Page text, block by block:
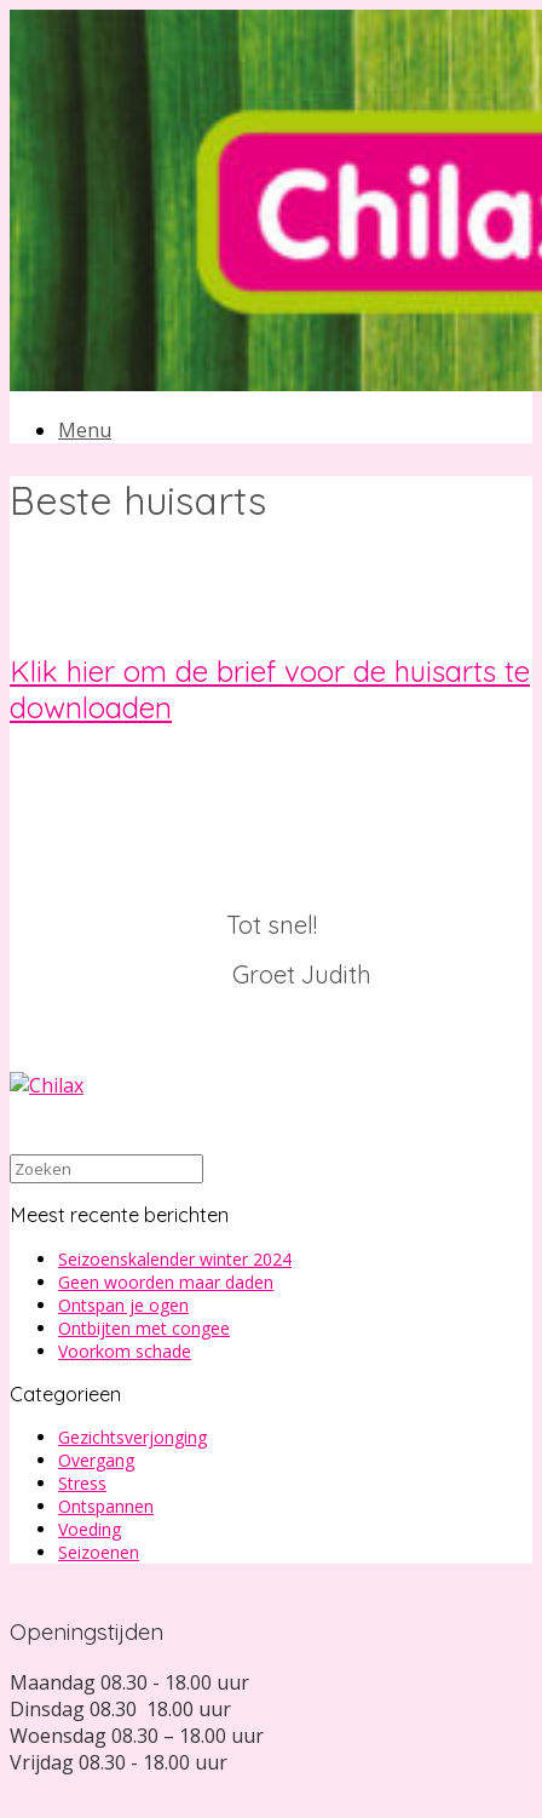
inhoud
Menu
Beste huisarts
Klik hier om de brief voor de huisarts te
downloaden
Tot snel!
Groet Judith
Zoeken
naar:
Meest recente berichten
Seizoenskalender winter 2024
Geen woorden maar daden
Ontspan je ogen
Ontbijten met congee
Voorkom schade
Categorieen
Gezichtsverjonging
Overgang
Stress
Ontspannen
Voeding
Seizoenen
Openingstijden
Maandag 08.30 - 18.00 uur
Dinsdag 08.30 18.00 uur
Woensdag 08.30 – 18.00 uur
Vrijdag 08.30 - 18.00 uur